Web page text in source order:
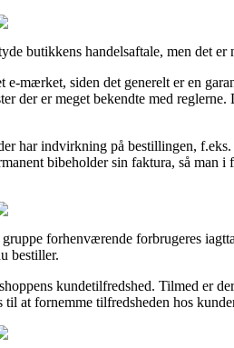
butikkens handelsaftale, men det er
mærket, siden det generelt er en
der er meget bekendte med
har indvirkning på bestillingen,
bibeholder sin faktura, så man
forhenværende forbrugeres
bestiller.
kundetilfredshed. Tilmed er
at fornemme tilfredsheden hos